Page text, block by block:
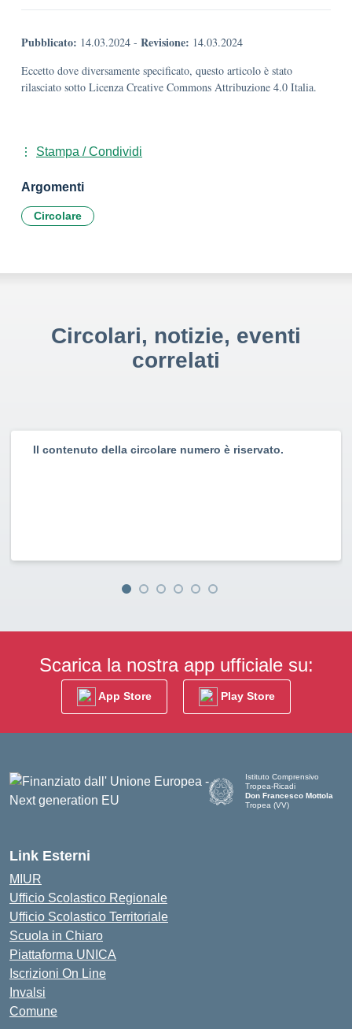
Pubblicato: 14.03.2024 - Revisione: 14.03.2024
Eccetto dove diversamente specificato, questo articolo è stato
rilasciato sotto Licenza Creative Commons Attribuzione 4.0 Italia.
Stampa / Condividi
Argomenti
Circolare
Circolari, notizie, eventi
correlati
Il contenuto della circolare numero è riservato.
Scarica la nostra app ufficiale su:
App Store Play Store
Istituto Comprensivo
Tropea-Ricadi
Don Francesco Mottola
Tropea (VV)
Link Esterni
MIUR
Ufficio Scolastico Regionale
Ufficio Scolastico Territoriale
Scuola in Chiaro
Piattaforma UNICA
Iscrizioni On Line
Invalsi
Comune